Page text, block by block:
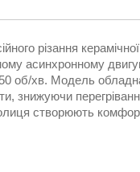
різання керамічної
асинхронному
об/хв. Модель
знижуючи
створюють